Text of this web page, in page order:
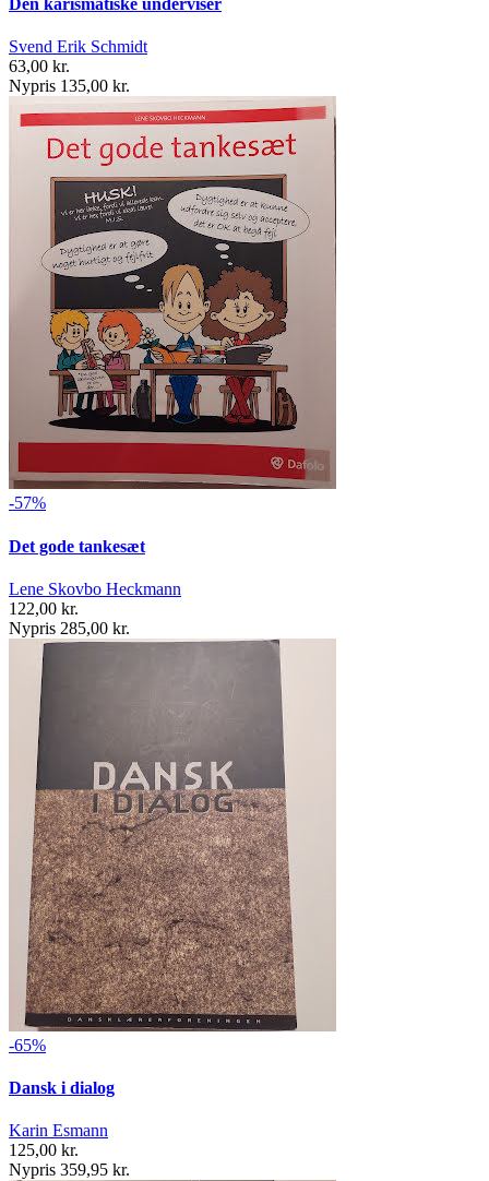
Den karismatiske underviser
Svend Erik Schmidt
63,00 kr.
Nypris 135,00 kr.
-57%
Det gode tankesæt
Lene Skovbo Heckmann
122,00 kr.
Nypris 285,00 kr.
-65%
Dansk i dialog
Karin Esmann
125,00 kr.
Nypris 359,95 kr.